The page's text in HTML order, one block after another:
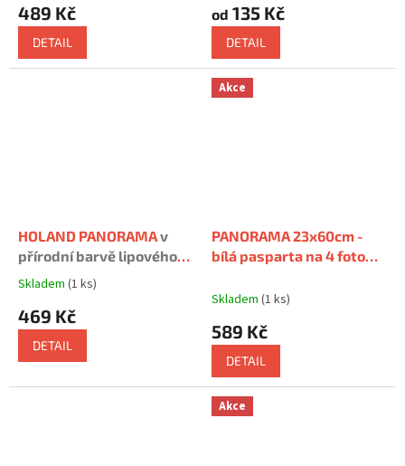
489 Kč
DETAIL
od 135 Kč
DETAIL
HOLAND PANORAMAv
přírodní barvě lipového
dřeva
Průměrné
produktu
5
Skladem (1 ks)
469 Kč
DETAIL
Akce
PANORAMA 23x60cm -
bílá pasparta na 4 foto
foto 10x15cm
Skladem (1 ks)
589 Kč
DETAIL
Akce